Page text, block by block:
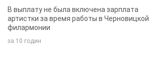
певица
В выплату не была включена зарплата
артистки за время работы в Черновицкой
филармонии
за 10 годин